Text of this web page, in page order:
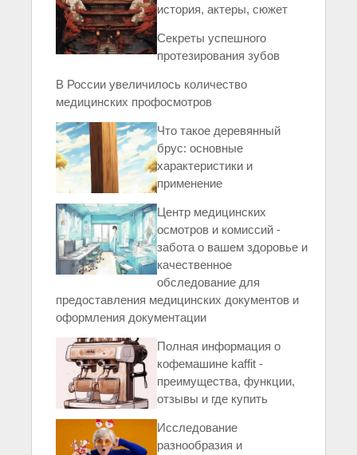
история, актеры, сюжет
Секреты успешного
протезирования зубов
В России увеличилось количество
медицинских профосмотров
Что такое деревянный
брус: основные
характеристики и
применение
Центр медицинских
осмотров и комиссий -
забота о вашем здоровье и
качественное
обследование для
предоставления медицинских документов и
оформления документации
Полная информация о
кофемашине kaffit -
преимущества, функции,
отзывы и где купить
Исследование
разнообразия и